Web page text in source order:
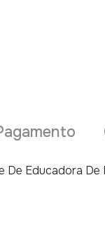
De Educadora